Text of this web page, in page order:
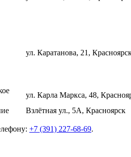
ул. Каратанова, 21,
ул. Карла Маркса, 48,
Взлётная ул., 5А, Красноярск
+7 (391) 227-68-69.